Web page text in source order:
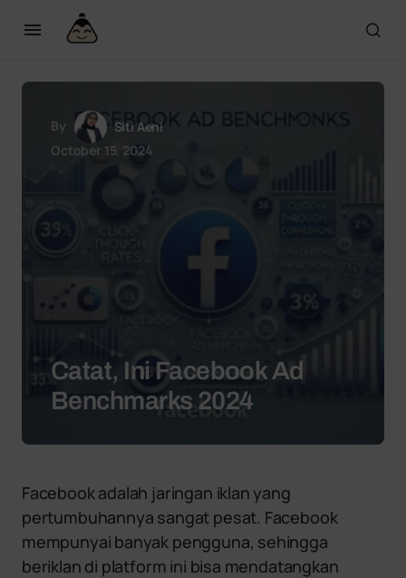
By
Siti Aeni
October 15, 2024
Catat, Ini Facebook Ad
Benchmarks 2024
Facebook adalah jaringan iklan yang
pertumbuhannya sangat pesat. Facebook
mempunyai banyak pengguna, sehingga
beriklan di platform ini bisa mendatangkan